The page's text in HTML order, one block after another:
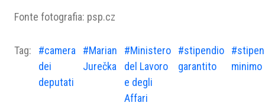
Fonte fotografia: psp.cz
Tag:
#camera
dei
deputati
#Marian
Jurečka
#Ministero
del Lavoro
e degli
Affari
#stipendio
garantito
minimo